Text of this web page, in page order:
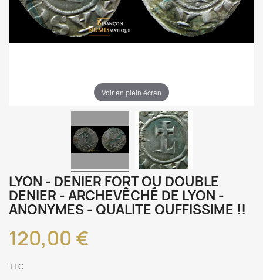
Voir en plein écran
LYON - DENIER FORT OU DOUBLE
DENIER - ARCHEVÊCHÉ DE LYON -
ANONYMES - QUALITE OUFFISSIME !!
120,00 €
TTC